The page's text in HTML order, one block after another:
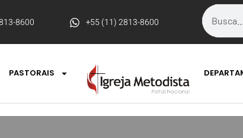
8600 +55 (11) 2813-8600
PASTORAIS